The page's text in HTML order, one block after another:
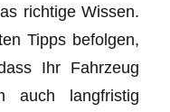
richtige Wissen.
Tipps befolgen,
Ihr Fahrzeug
auch langfristig